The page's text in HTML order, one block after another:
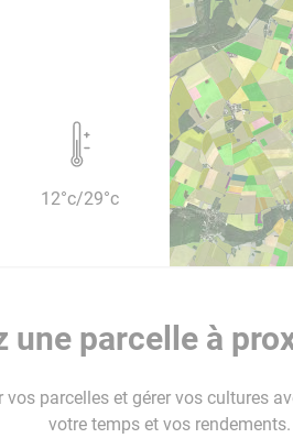
12°c/29°c
une parcelle à
parcelles et gérer vos cultures
votre temps et vos rendements.